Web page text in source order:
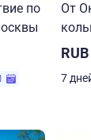
по
От
7